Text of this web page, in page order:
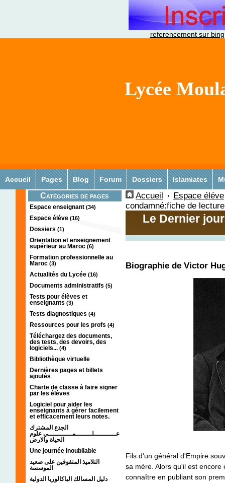
referencement sur bing
Lycée
Accueil Pages Blog Forum Dossiers Islamiates
Catégories de pages
Espace enseignant (34)
Espace éléve (16)
Dossiers (1)
Orientation et enseignement
supérieur au Maroc (6)
Formation professionnelle au
Maroc (3)
Actualités du Lycée (16)
Documents administratifs (5)
Tests pour élèves et
enseignants (3)
Tests diagnostiques (4)
Ressources pour les profs (4)
Téléchargez des documents,
des tests, des devoirs, des
logiciels... (4)
Bibliothèque virtuelle
Dernières pages et billets
ajoutés
Charte de classe à faire signer
par les élèves
Logiciel pour aider les
enseignants à gérer facilement
et efficacement leurs notes.
الجذع المشترك
عـــــــــــلــــــــمــــــــــــي علوم
الحياة والارض
Une journée inoubliable
التلاميذ المتفوقين على صعيد
الموسسة
دليل المسالك الباكالوريا الدولية
Accueil
Espace éléve
condamné:fiche de lecture
Le Dernier
Biographie de Victor
Fils d'un général d'Empire
sa mère. Alors qu'il est
connaître en publiant son